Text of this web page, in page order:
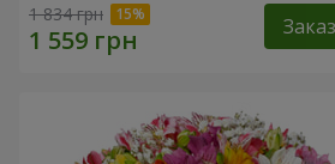
1 834 грн